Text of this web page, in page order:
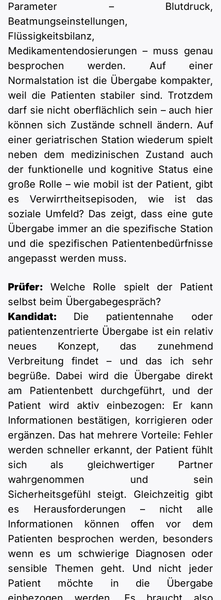
Parameter – Blutdruck,
Beatmungseinstellungen,
Flüssigkeitsbilanz,
Medikamentendosierungen – muss genau
besprochen werden. Auf einer
Normalstation ist die Übergabe kompakter,
weil die Patienten stabiler sind. Trotzdem
darf sie nicht oberflächlich sein – auch hier
können sich Zustände schnell ändern. Auf
einer geriatrischen Station wiederum spielt
neben dem medizinischen Zustand auch
der funktionelle und kognitive Status eine
große Rolle – wie mobil ist der Patient, gibt
es Verwirrtheitsepisoden, wie ist das
soziale Umfeld? Das zeigt, dass eine gute
Übergabe immer an die spezifische Station
und die spezifischen Patientenbedürfnisse
angepasst werden muss.
Prüfer: Welche Rolle spielt der Patient
selbst beim Übergabegespräch?
Kandidat: Die patientennahe oder
patientenzentrierte Übergabe ist ein relativ
neues Konzept, das zunehmend
Verbreitung findet – und das ich sehr
begrüße. Dabei wird die Übergabe direkt
am Patientenbett durchgeführt, und der
Patient wird aktiv einbezogen: Er kann
Informationen bestätigen, korrigieren oder
ergänzen. Das hat mehrere Vorteile: Fehler
werden schneller erkannt, der Patient fühlt
sich als gleichwertiger Partner
wahrgenommen und sein
Sicherheitsgefühl steigt. Gleichzeitig gibt
es Herausforderungen – nicht alle
Informationen können offen vor dem
Patienten besprochen werden, besonders
wenn es um schwierige Diagnosen oder
sensible Themen geht. Und nicht jeder
Patient möchte in die Übergabe